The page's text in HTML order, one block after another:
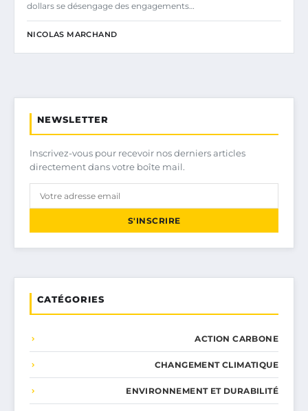
dollars se désengage des engagements…
NICOLAS MARCHAND
NEWSLETTER
Inscrivez-vous pour recevoir nos derniers articles
directement dans votre boîte mail.
S'INSCRIRE
CATÉGORIES
ACTION CARBONE
CHANGEMENT CLIMATIQUE
ENVIRONNEMENT ET DURABILITÉ